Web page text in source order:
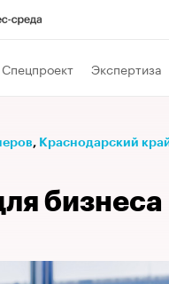
Спецпроект Экспертиза
⁠, Краснодарский
бизнеса